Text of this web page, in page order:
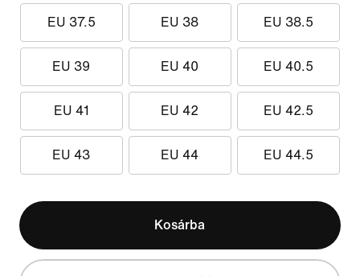
EU 37.5 EU 38 EU 38.5
EU 39 EU 40 EU 40.5
EU 41 EU 42 EU 42.5
EU 43 EU 44 EU 44.5
Kosárba